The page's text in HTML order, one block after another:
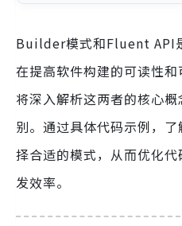
Builder模式和Fluent API
在提高软件构建的可读性
将深入解析这两者的核心
别。通过具体代码示例，
择合适的模式，从而优化
发效率。